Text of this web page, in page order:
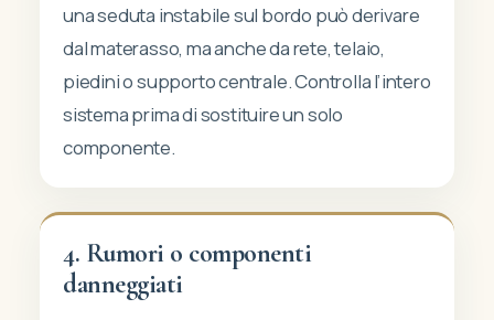
una seduta instabile sul bordo può derivare
dal materasso, ma anche da rete, telaio,
piedini o supporto centrale. Controlla l’intero
sistema prima di sostituire un solo
componente.
4. Rumori o componenti
danneggiati